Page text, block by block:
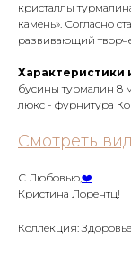
кристаллы
камень». Согласно
развивающий
Характеристики
бусины турмалин 8
люкс - фурнитура
Смотреть
С Любовью,❤️️
Кристина Лорентц!
Коллекция: Здоровье